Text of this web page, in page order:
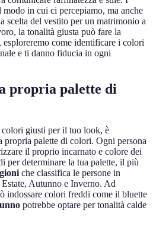
in cui ci percepiamo, ma anche
scelta del vestito per un matrimonio a
la tonalità giusta può fare la
come identificare i colori
e ti danno fiducia in ogni
propria palette di
giusti per il tuo look, è
propria palette di colori. Ogni persona
il proprio incarnato e colore dei
per determinare la tua palette, il più
che classifica le persone in
Autunno e Inverno. Ad
indossare colori freddi come il bluette
potrebbe optare per tonalità calde